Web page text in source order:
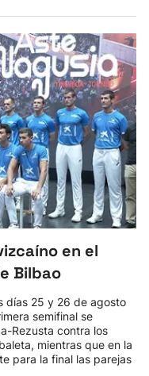
en el
Bilbao
días 25 y 26 de agosto
semifinal se
Rezusta contra los
mientras que en la
para la final las parejas